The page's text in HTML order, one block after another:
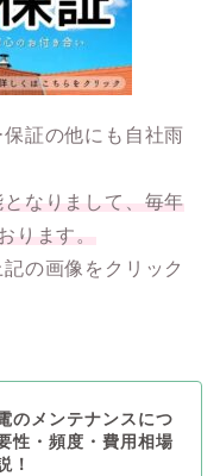
証の他にも自社雨
なりまして、毎年
ります。
の画像をクリック
のメンテナンスにつ
性・頻度・費用相場
！